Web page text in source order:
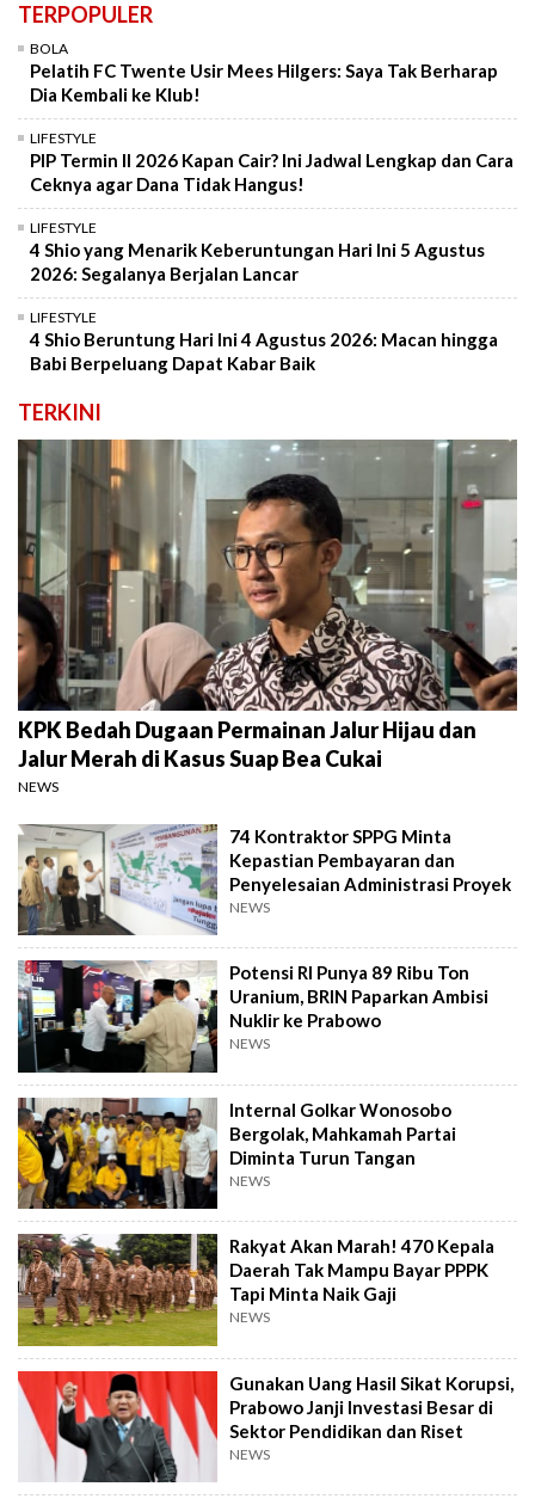
TERPOPULER
BOLA
Pelatih FC Twente Usir Mees Hilgers: Saya Tak Berharap
Dia Kembali ke Klub!
LIFESTYLE
PIP Termin II 2026 Kapan Cair? Ini Jadwal Lengkap dan Cara
Ceknya agar Dana Tidak Hangus!
LIFESTYLE
4 Shio yang Menarik Keberuntungan Hari Ini 5 Agustus
2026: Segalanya Berjalan Lancar
LIFESTYLE
4 Shio Beruntung Hari Ini 4 Agustus 2026: Macan hingga
Babi Berpeluang Dapat Kabar Baik
TERKINI
KPK Bedah Dugaan Permainan Jalur Hijau dan
Jalur Merah di Kasus Suap Bea Cukai
NEWS
74 Kontraktor SPPG Minta
Kepastian Pembayaran dan
Penyelesaian Administrasi Proyek
NEWS
Potensi RI Punya 89 Ribu Ton
Uranium, BRIN Paparkan Ambisi
Nuklir ke Prabowo
NEWS
Internal Golkar Wonosobo
Bergolak, Mahkamah Partai
Diminta Turun Tangan
NEWS
Rakyat Akan Marah! 470 Kepala
Daerah Tak Mampu Bayar PPPK
Tapi Minta Naik Gaji
NEWS
Gunakan Uang Hasil Sikat Korupsi,
Prabowo Janji Investasi Besar di
Sektor Pendidikan dan Riset
NEWS